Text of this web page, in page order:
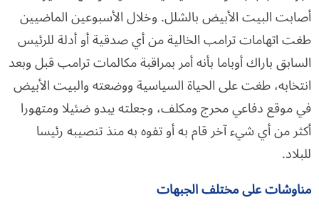
أصابت البيت الأبيض بالشلل. وخلال الأسبوعين الماضيين
طغت اتهامات ترامب الخالية من أي صدقية أو أدلة للرئيس
السابق باراك أوباما بأنه أمر بمراقبة مكالمات ترامب قبل وبعد
انتخابه، طغت على الحياة السياسية ووضعته والبيت الأبيض
في موقع دفاعي محرج ومكلف، وجعلته يبدو ضئيلا ومتهورا
أكثر من أي شيء آخر قام به أو تفوه به منذ تنصيبه رئيسا
للبلاد.
مناوشات على مختلف الجبهات